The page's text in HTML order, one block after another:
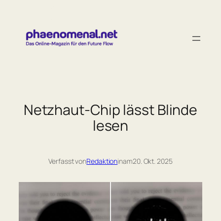
springen
Netzhaut-Chip lässt Blinde
lesen
Verfasst vonRedaktioninam20. Okt. 2025